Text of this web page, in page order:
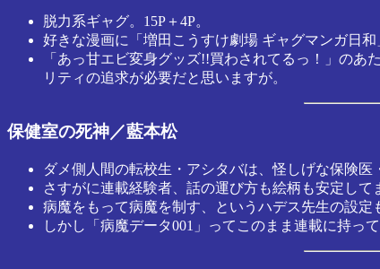
脱力系ギャグ。15P＋4P。
好きな漫画に「増田こうすけ劇場 ギャグマンガ日
「あっ甘エビ変身グッズ!!買わされてるっ！」の
リティの追求が必要だと思いますが。
保健室の死神／藍本松
ダメ側人間の転校生・アシタバは、怪しげな保険
さすがに連載経験者、話の運び方も絵柄も安定して
病魔をもって病魔を制す、というハデス先生の設定
しかし「病魔データ001」ってこのまま連載に持っ